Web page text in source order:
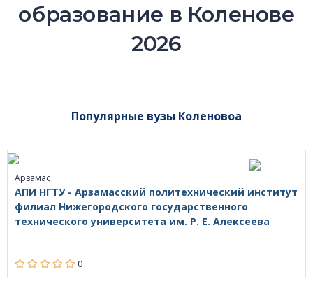
образование в Коленове
2026
Популярные вузы Коленовоа
Арзамас
АПИ НГТУ - Арзамасский политехнический институт
филиал Нижегородского государственного
технического университета им. Р. Е. Алексеева
0